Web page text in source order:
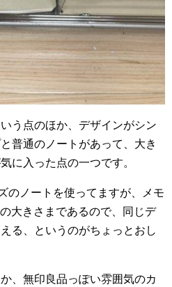
う点のほか、デザインがシン
普通のノートがあって、大き
に入った点の一つです。
のノートを使ってますが、メモ
大きさまであるので、同じデ
る、というのがちょっとおし
、無印良品っぽい雰囲気のカ